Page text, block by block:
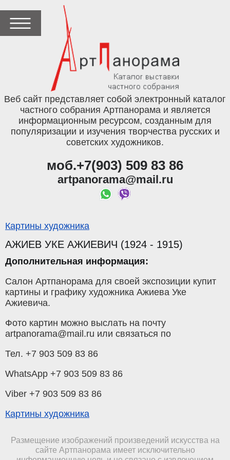
Веб сайт представляет собой электронный каталог
частного собрания Артпанорама и является
информационным ресурсом, созданным для
популяризации и изучения творчества русских и
советских художников.
моб.+7(903) 509 83 86
artpanorama@mail.ru
Картины художника
АЖИЕВ УКЕ АЖИЕВИЧ (1924 - 1915)
Дополнительная информация:
Салон Артпанорама для своей экспозиции купит
картины и графику художника Ажиева Уке
Ажиевича.
Фото картин можно выслать на почту
artpanorama@mail.ru или связаться по
Тел. +7 903 509 83 86
WhatsApp +7 903 509 83 86
Viber +7 903 509 83 86
Картины художника
Размещение изображений произведений искусства на
сайте Артпанорама имеет исключительно